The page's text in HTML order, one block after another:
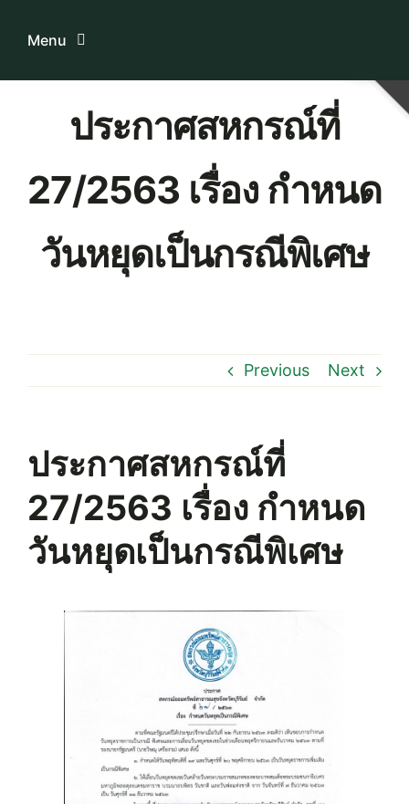
Menu
ประกาศสหกรณ์ที่
27/2563 เรื่อง กำหนด
วันหยุดเป็นกรณีพิเศษ
Previous Next
ประกาศสหกรณ์ที่
27/2563 เรื่อง กำหนด
วันหยุดเป็นกรณีพิเศษ